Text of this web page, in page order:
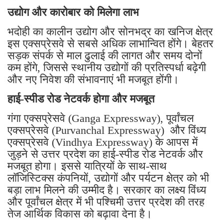
उद्योग और कारोबार को मिलेगा लाभ
भदोही का कालीन उद्योग और सोनभद्र का खनिज क्षेत्र
इस एक्सप्रेसवे से सबसे अधिक लाभान्वित होंगे। बेहतर
सड़क संपर्क से माल ढुलाई की लागत और समय दोनों
कम होंगे, जिससे स्थानीय उद्योगों की प्रतिस्पर्धा बढ़ेगी
और नए निवेश की संभावनाएं भी मजबूत होंगी।
हाई-स्पीड रोड नेटवर्क होगा और मजबूत
गंगा एक्सप्रेसवे (Ganga Expressway), पूर्वांचल
एक्सप्रेसवे (Purvanchal Expressway) और विंध्य
एक्सप्रेसवे (Vindhya Expressway) के आपस में
जुड़ने से उत्तर प्रदेश का हाई-स्पीड रोड नेटवर्क और
मजबूत होगा। इससे यात्रियों के साथ-साथ
लॉजिस्टिक्स कंपनियों, उद्योगों और पर्यटन क्षेत्र को भी
बड़ा लाभ मिलने की उम्मीद है। सरकार का लक्ष्य विंध्य
और पूर्वांचल क्षेत्र में भी पश्चिमी उत्तर प्रदेश की तरह
तेज आर्थिक विकास को बढ़ावा देना है।